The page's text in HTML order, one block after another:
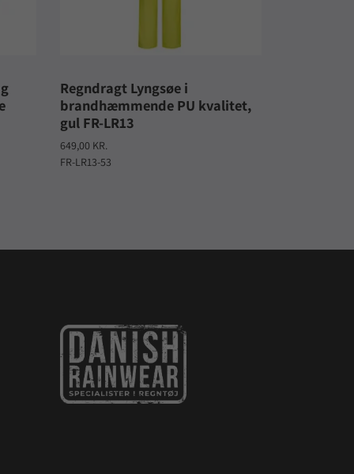
Regndragt Lyngsøe i
brandhæmmende PU kvalitet,
gul FR-LR13
649,00 KR.
FR-LR13-53